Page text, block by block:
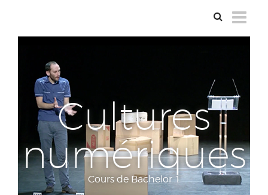
Cultures
numériques
Cours de Bachelor 1